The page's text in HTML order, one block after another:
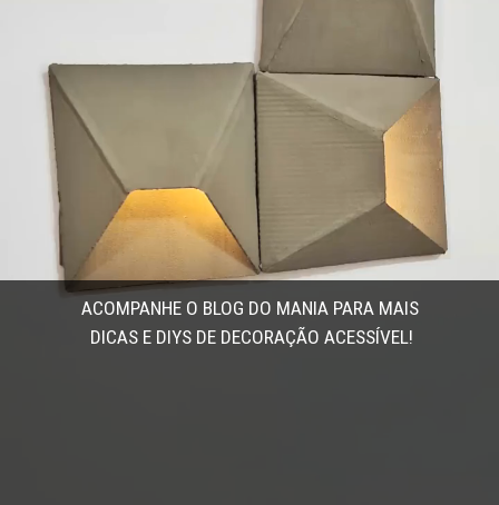
ACOMPANHE O BLOG DO MANIA PARA MAIS
DICAS E DIYS DE DECORAÇÃO ACESSÍVEL!